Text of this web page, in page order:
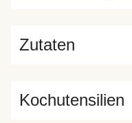
Zutaten
Kochutensilien